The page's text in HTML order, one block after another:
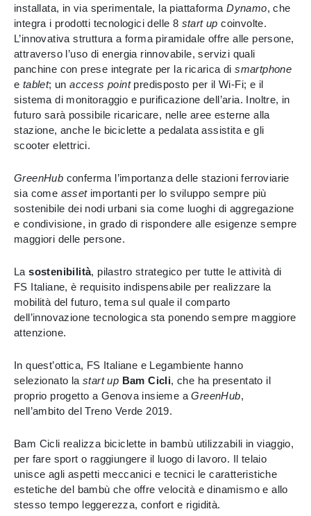
installata, in via sperimentale, la piattaformaDynamo, che
integra i prodotti tecnologici delle 8 start up coinvolte.
L’innovativa struttura a forma piramidale offre alle persone,
attraverso l’uso di energia rinnovabile, servizi quali
panchine con prese integrate per la ricarica dismartphone
e tablet; unaccess pointpredisposto per il Wi-Fi; e il
sistema di monitoraggio e purificazione dell’aria. Inoltre, in
futuro sarà possibile ricaricare, nelle aree esterne alla
stazione, anche le biciclette a pedalata assistita e gli
scooter elettrici.
GreenHub conferma l’importanza delle stazioni ferroviarie
sia come assetimportanti per lo sviluppo sempre più
sostenibile dei nodi urbani sia come luoghi di aggregazione
e condivisione, in grado di rispondere alle esigenze sempre
maggiori delle persone.
Lasostenibilità, pilastro strategico per tutte le attività di
FS Italiane, è requisito indispensabile per realizzare la
mobilità del futuro, tema sul quale il comparto
dell’innovazione tecnologica sta ponendo sempre maggiore
attenzione.
In quest’ottica, FS Italiane e Legambiente hanno
selezionato lastart up Bam Cicli, che ha presentato il
proprio progetto a Genova insieme aGreenHub,
nell’ambito del Treno Verde 2019.
Bam Cicli realizza biciclette in bambù utilizzabili in viaggio,
per fare sport o raggiungere il luogo di lavoro. Il telaio
unisce agli aspetti meccanici e tecnici le caratteristiche
estetiche del bambù che offre velocità e dinamismo e allo
stesso tempo leggerezza, confort e rigidità.